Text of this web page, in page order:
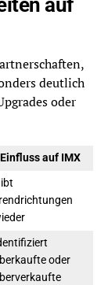
deutlich
oder
Einfluss auf IMX
oder